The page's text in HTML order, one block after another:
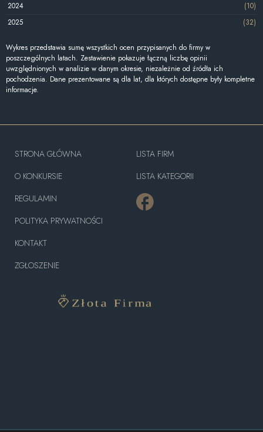
2024
(10)
2025
(32)
Wykres przedstawia sumę wszystkich ocen przypisanych do firmy w
poszczególnych latach. Zestawienie pokazuje łączną liczbę opinii
uwzględnionych w analizie w danym okresie, niezależnie od źródła ich
pochodzenia. Dane prezentowane są dla lat, dla których dostępne były kompletne
informacje.
STRONA GŁÓWNA
O KONKURSIE
REGULAMIN
POLITYKA PRYWATNOŚCI
KONTAKT
ZGŁOSZENIE
LISTA FIRM
LISTA KATEGORII